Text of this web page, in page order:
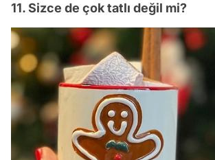
11. Sizce de çok tatlı değil mi?